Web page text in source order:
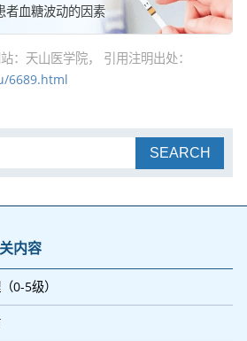
者血糖波动的因素
：天山医学院， 引用注明出处：
6689.html
SEARCH
内容
0-5级）